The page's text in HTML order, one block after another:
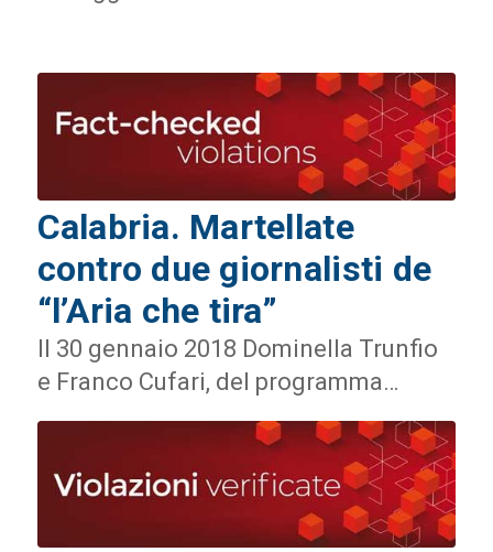
Calabria. Martellate
contro due giornalisti de
“l’Aria che tira”
Il 30 gennaio 2018 Dominella Trunfio
e Franco Cufari, del programma…